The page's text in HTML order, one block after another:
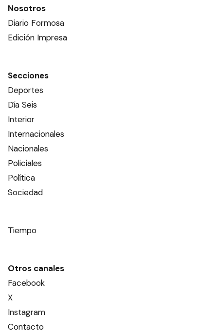
Nosotros
Diario Formosa
Edición Impresa
Secciones
Deportes
Día Seis
Interior
Internacionales
Nacionales
Policiales
Política
Sociedad
Tiempo
Otros canales
Facebook
X
Instagram
Contacto